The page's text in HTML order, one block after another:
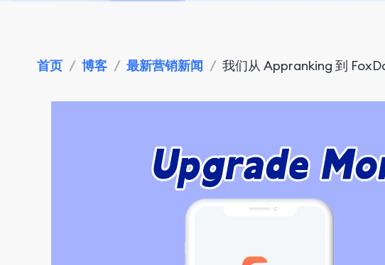
首页 / 博客 / 最新营销新闻 / 我们从 Appranking 到